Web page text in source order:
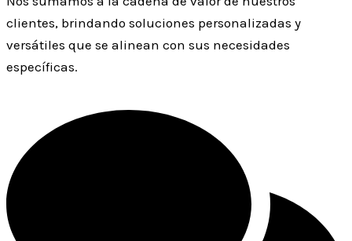
clientes, brindando soluciones personalizadas y
versátiles que se alinean con sus necesidades
específicas.